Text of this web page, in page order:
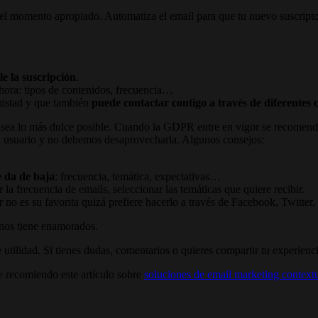
apropiado. Automatiza el email para que tu nuevo
la suscripción
tipos de contenidos, frecuencia…
y que también puede contactar contigo a través de diferentes
lo más dulce posible. Cuando la GDPR entre en vigor se
y no debemos desaprovecharla. Algunos consejos:
da de baja : frecuencia, temática, expectativas…
frecuencia de emails, seleccionar las temáticas que quiere recibir.
no es su favorita quizá prefiere hacerlo a través de Facebook,
tiene enamorados.
Si tienes dudas, comentarios o quieres compartir tu
recomiendo este artículo sobre soluciones de email marketing